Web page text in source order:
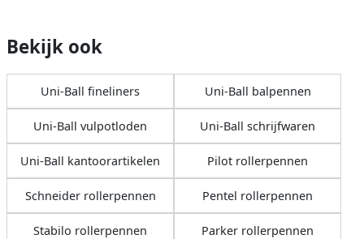
Bekijk ook
Uni-Ball fineliners Uni-Ball balpennen
Uni-Ball vulpotloden Uni-Ball schrijfwaren
Uni-Ball kantoorartikelen Pilot rollerpennen
Schneider rollerpennen Pentel rollerpennen
Stabilo rollerpennen Parker rollerpennen